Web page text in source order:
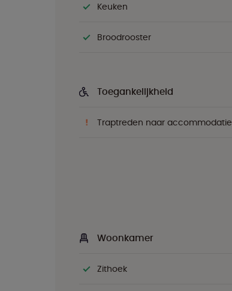
Keuken
Broodrooster
Toegankelijkheid
Traptreden naar accommodatie
Woonkamer
Zithoek